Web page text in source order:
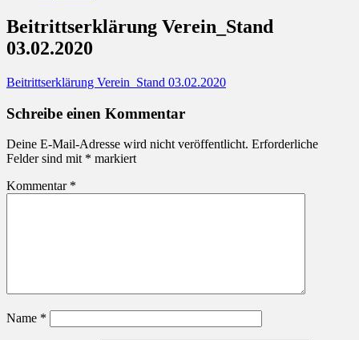
Beitrittserklärung Verein_Stand
03.02.2020
Beitrittserklärung Verein_Stand 03.02.2020
Schreibe einen Kommentar
Deine E-Mail-Adresse wird nicht veröffentlicht. Erforderliche
Felder sind mit * markiert
Kommentar *
Name *